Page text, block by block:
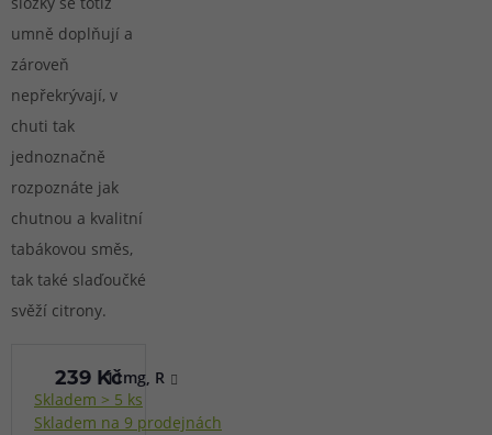
umně doplňují a
zároveň
nepřekrývají, v
chuti tak
jednoznačně
rozpoznáte jak
chutnou a kvalitní
tabákovou směs,
tak také slaďoučké
svěží citrony.
11mg, R
Skladem > 5 ks
Skladem na 9 prodejnách
239 Kč